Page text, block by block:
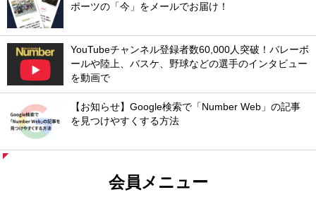
ポーツの「今」をメールでお届け！
YouTubeチャンネル登録者数60,000人突破！バレーボ
ールや陸上、バスケ、野球などの選手のインタビュー
を動画で
【お知らせ】Google検索で「Number Web」の記事
を見つけやすくする方法
会員メニュー